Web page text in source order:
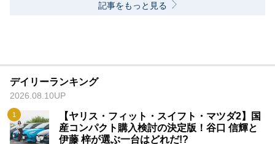
記事をもっと見る
デイリーランキング
2026.08.10UP
【ヤリス・フィット・スイフト・マツダ2】国
産コンパクト購入検討の決定版！谷口 信輝と
伊藤 梓が選ぶ一台はどれだ!?